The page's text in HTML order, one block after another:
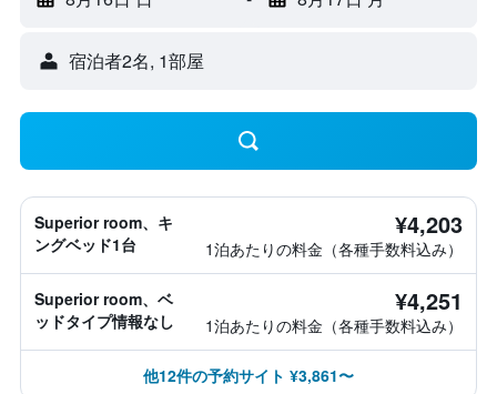
宿泊者2名, 1​部屋
Superior room、キ
ングベッド1台
¥4,203
1泊あたりの料金（各種手数料込み）
Superior room、ベ
ッドタイプ情報なし
¥4,251
1泊あたりの料金（各種手数料込み）
他12件の予約サイト ¥3,861〜